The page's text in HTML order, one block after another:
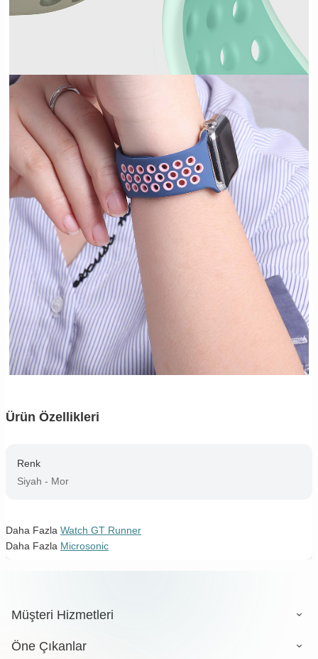
Ürün Özellikleri
Renk
Siyah - Mor
Daha Fazla Watch GT Runner
Daha Fazla Microsonic
Müşteri Hizmetleri
Öne Çıkanlar